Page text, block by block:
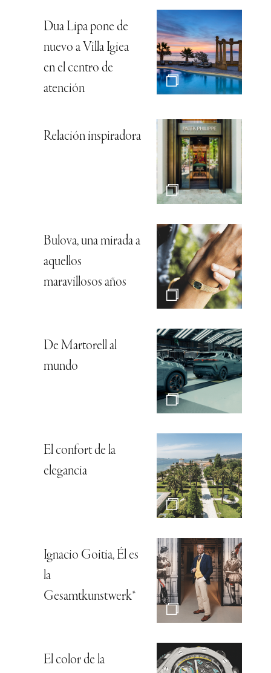
Dua Lipa pone de
nuevo a Villa Igiea
en el centro de
atención
Relación inspiradora
Bulova, una mirada a
aquellos
maravillosos años
De Martorell al
mundo
El confort de la
elegancia
Ignacio Goitia, Él es
la
Gesamtkunstwerk*
El color de la